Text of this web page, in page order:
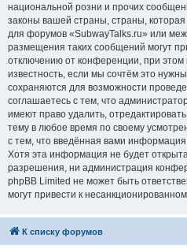
национальной розни и прочих
законы вашей страны, страны, которая
для форумов «SubwayTalks.ru» или
размещения таких сообщений могут
отключению от конференции, при
известность, если мы сочтём это
сохраняются для возможности
соглашаетесь с тем, что
имеют право удалить,
тему в любое время по своему
с тем, что введённая вами
Хотя эта информация не будет
разрешения, ни администрация
phpBB Limited не может быть
могут привести к
К списку форумов